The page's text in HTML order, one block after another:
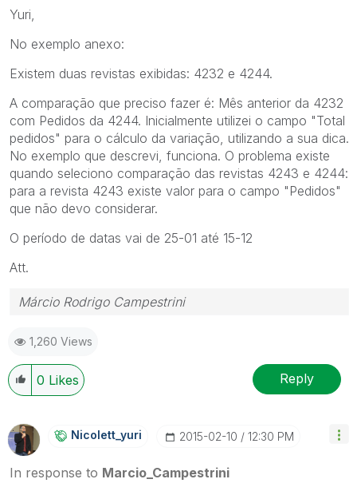
Yuri,
No exemplo anexo:
Existem duas revistas exibidas: 4232 e 4244.
A comparação que preciso fazer é: Mês anterior da 4232
com Pedidos da 4244. Inicialmente utilizei o campo "Total
pedidos" para o cálculo da variação, utilizando a sua dica.
No exemplo que descrevi, funciona. O problema existe
quando seleciono comparação das revistas 4243 e 4244:
para a revista 4243 existe valor para o campo "Pedidos"
que não devo considerar.
O período de datas vai de 25-01 até 15-12
Att.
Márcio Rodrigo Campestrini
1,260 Views
0 Likes Reply
Nicolett_yuri ‎2015-02-10 12:30 PM
In response to Marcio_Campestrini